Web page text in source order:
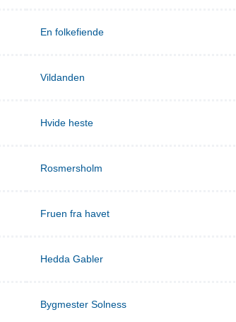
En folkefiende
Vildanden
Hvide heste
Rosmersholm
Fruen fra havet
Hedda Gabler
Bygmester Solness